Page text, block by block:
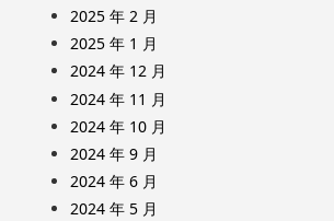
2025 年 2 月
2025 年 1 月
2024 年 12 月
2024 年 11 月
2024 年 10 月
2024 年 9 月
2024 年 6 月
2024 年 5 月